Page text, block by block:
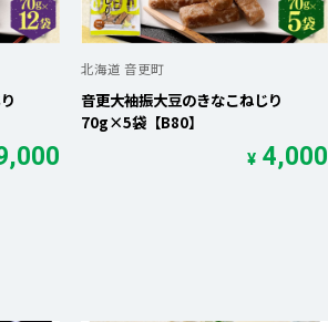
北海道 音更町
音更大袖振大豆のきなこねじり
70g×5袋【B80】
¥4,000